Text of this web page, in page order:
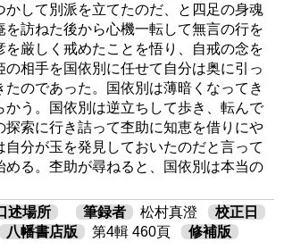
して別派を立てたのだ、と四足の身魂
訪ねた後から心機一転して無言の行を
厳しく戒めたことを悟り、自戒の念を
相手を国依別に任せて自分は奥に引っ
のであった。国依別は薄暗くなってき
う。国依別は逆立ちして歩き、転んで
索に行き詰って杢助に知恵を借りにや
分が玉を発見しておいたのだと言って
る。杢助が尋ねると、国依別は本当の
述場所 筆録者 松村真澄
校正日
八幡書店版 第4輯 460頁
修補版